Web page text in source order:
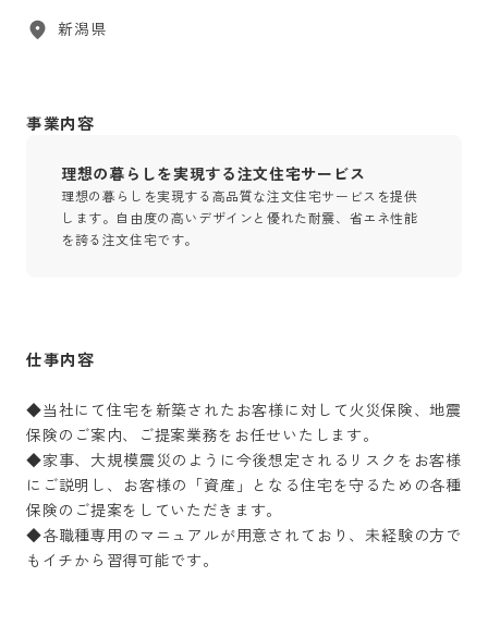
新潟県
事業内容
理想の暮らしを実現する注文住宅サービス
理想の暮らしを実現する高品質な注文住宅サービスを提供
します。自由度の高いデザインと優れた耐震、省エネ性能
を誇る注文住宅です。
仕事内容
◆当社にて住宅を新築されたお客様に対して火災保険、地震
保険のご案内、ご提案業務をお任せいたします。
◆家事、大規模震災のように今後想定されるリスクをお客様
にご説明し、お客様の「資産」となる住宅を守るための各種
保険のご提案をしていただきます。
◆各職種専用のマニュアルが用意されており、未経験の方で
もイチから習得可能です。